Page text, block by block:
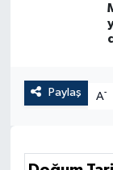
Paylaş A-
Haber